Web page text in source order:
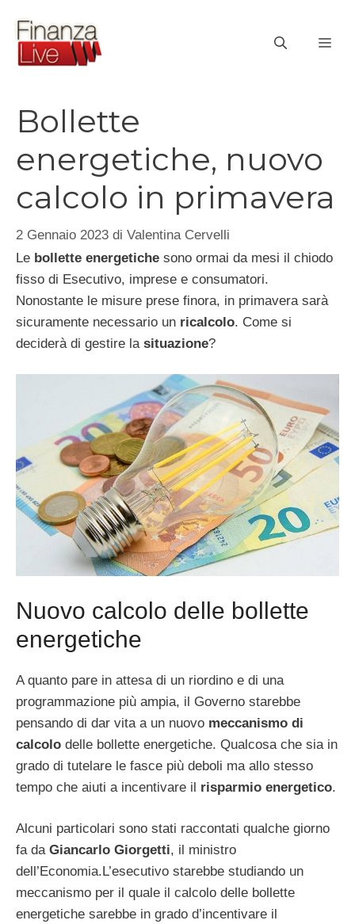
contenuto
Bollette
energetiche, nuovo
calcolo in primavera
2 Gennaio 2023 di Valentina Cervelli
Le bollette energetiche sono ormai da mesi il chiodo
fisso di Esecutivo, imprese e consumatori.
Nonostante le misure prese finora, in primavera sarà
sicuramente necessario un ricalcolo. Come si
deciderà di gestire la situazione?
Nuovo calcolo delle bollette
energetiche
A quanto pare in attesa di un riordino e di una
programmazione più ampia, il Governo starebbe
pensando di dar vita a un nuovo meccanismo di
calcolo delle bollette energetiche. Qualcosa che sia in
grado di tutelare le fasce più deboli ma allo stesso
tempo che aiuti a incentivare il risparmio energetico.
Alcuni particolari sono stati raccontati qualche giorno
fa da Giancarlo Giorgetti, il ministro
dell’Economia.L’esecutivo starebbe studiando un
meccanismo per il quale il calcolo delle bollette
energetiche sarebbe in grado d’incentivare il